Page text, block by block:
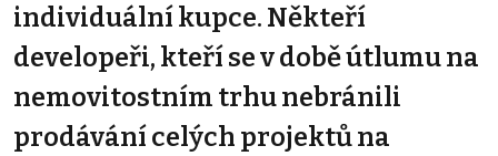
individuální kupce. Někteří
developeři, kteří se v době útlumu na
nemovitostním trhu nebránili
prodávání celých projektů na